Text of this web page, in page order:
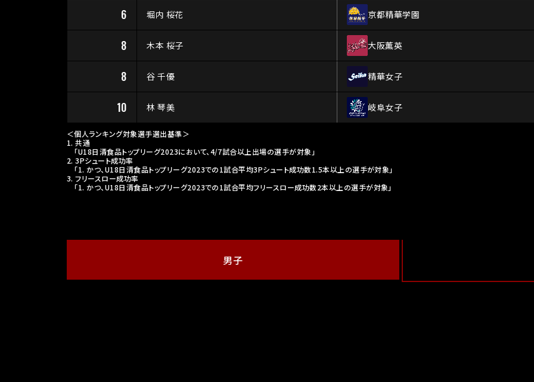
6 堀内 桜花 京都精華学園
8 木本 桜子 大阪薫英
8 谷 千優 精華女子
10 林 琴美 岐阜女子
＜個人ランキング対象選手選出基準＞
1. 共通
「U18日清食品トップリーグ2023において、4/7試合以上出場の選手が対象」
2. 3Pシュート成功率
「1. かつ、U18日清食品トップリーグ2023での1試合平均3Pシュート成功数1.5本以上の選手が対象」
3. フリースロー成功率
「1. かつ、U18日清食品トップリーグ2023での1試合平均フリースロー成功数2本以上の選手が対象」
男子